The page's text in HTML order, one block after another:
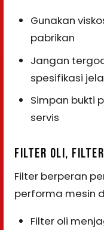
Gunakan
pabrikan
Jangan
spesifikasi
Simpan bukti
servis
FILTER OLI,
Filter berperan
performa mesin
Filter oli